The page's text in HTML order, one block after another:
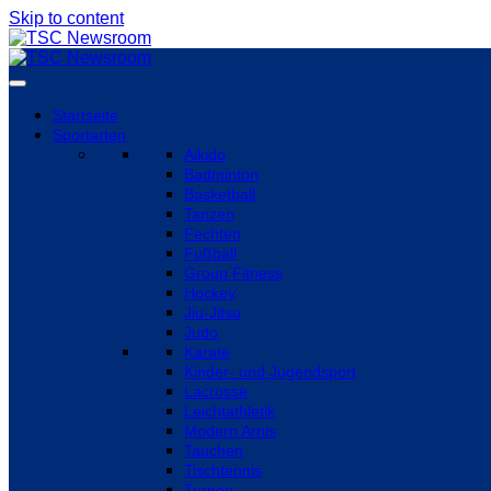
Skip to content
Startseite
Sportarten
Aikido
Badminton
Basketball
Tanzen
Fechten
Fußball
Group Fitness
Hockey
Jiu-Jitsu
Judo
Karate
Kinder- und Jugendsport
Lacrosse
Leichtathletik
Modern Arnis
Tauchen
Tischtennis